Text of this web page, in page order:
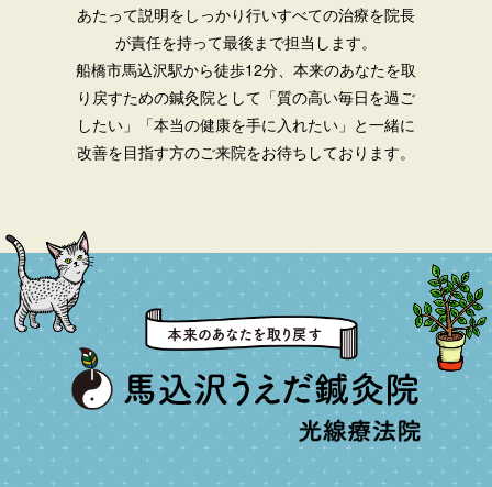
あたって説明をしっかり行いすべての治療を院長
が責任を持って最後まで担当します。
船橋市馬込沢駅から徒歩12分、本来のあなたを取
り戻すための鍼灸院として「質の高い毎日を過ご
したい」「本当の健康を手に入れたい」と一緒に
改善を目指す方のご来院をお待ちしております。